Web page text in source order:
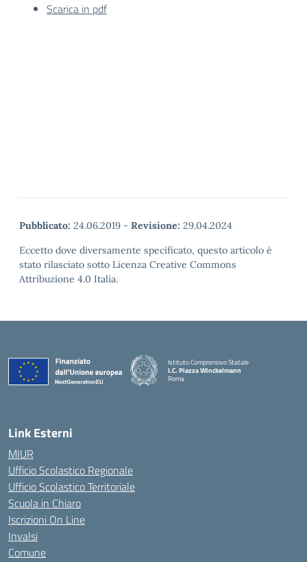
Scarica in pdf
Pubblicato: 24.06.2019 - Revisione: 29.04.2024
Eccetto dove diversamente specificato, questo articolo è
stato rilasciato sotto Licenza Creative Commons
Attribuzione 4.0 Italia.
Istituto Comprensivo Statale
I.C. Piazza Winckelmann
Roma
Link Esterni
MIUR
Ufficio Scolastico Regionale
Ufficio Scolastico Territoriale
Scuola in Chiaro
Iscrizioni On Line
Invalsi
Comune